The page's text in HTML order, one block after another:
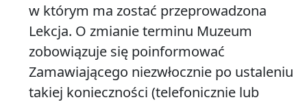
w którym ma zostać przeprowadzona
Lekcja. O zmianie terminu Muzeum
zobowiązuje się poinformować
Zamawiającego niezwłocznie po ustaleniu
takiej konieczności (telefonicznie lub